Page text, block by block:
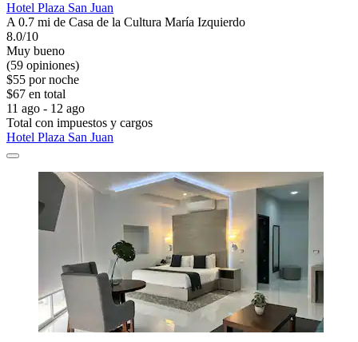
Hotel Plaza San Juan
A 0.7 mi de Casa de la Cultura María Izquierdo
8.0/10
Muy bueno
(59 opiniones)
$55 por noche
$67 en total
11 ago - 12 ago
Total con impuestos y cargos
Hotel Plaza San Juan